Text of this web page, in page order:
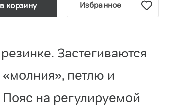
корзину Избранное
Застегиваются
«молния», петлю и
Пояс на регулируемой